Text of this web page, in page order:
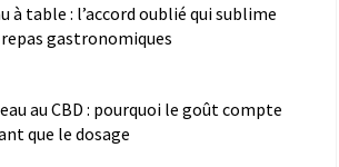
à table : l’accord oublié qui sublime
gastronomiques
au CBD : pourquoi le goût compte
que le dosage